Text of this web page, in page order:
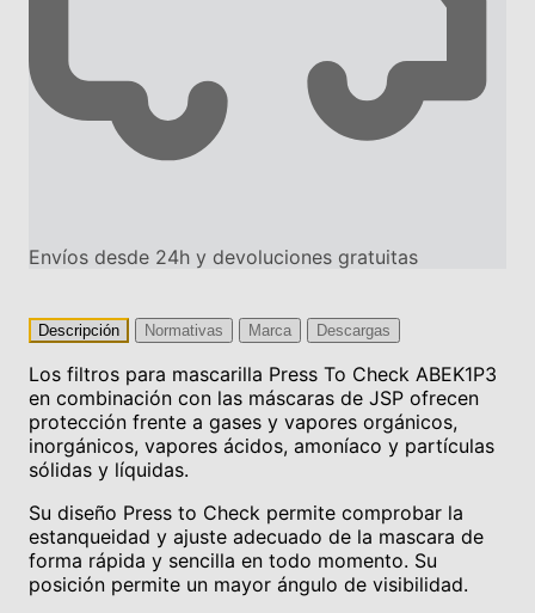
Envíos desde 24h y devoluciones gratuitas
Descripción Normativas Marca Descargas
Los filtros para mascarilla Press To Check ABEK1P3
en combinación con las máscaras de JSP ofrecen
protección frente a gases y vapores orgánicos,
inorgánicos, vapores ácidos, amoníaco y partículas
sólidas y líquidas.
Su diseño Press to Check permite comprobar la
estanqueidad y ajuste adecuado de la mascara de
forma rápida y sencilla en todo momento. Su
posición permite un mayor ángulo de visibilidad.